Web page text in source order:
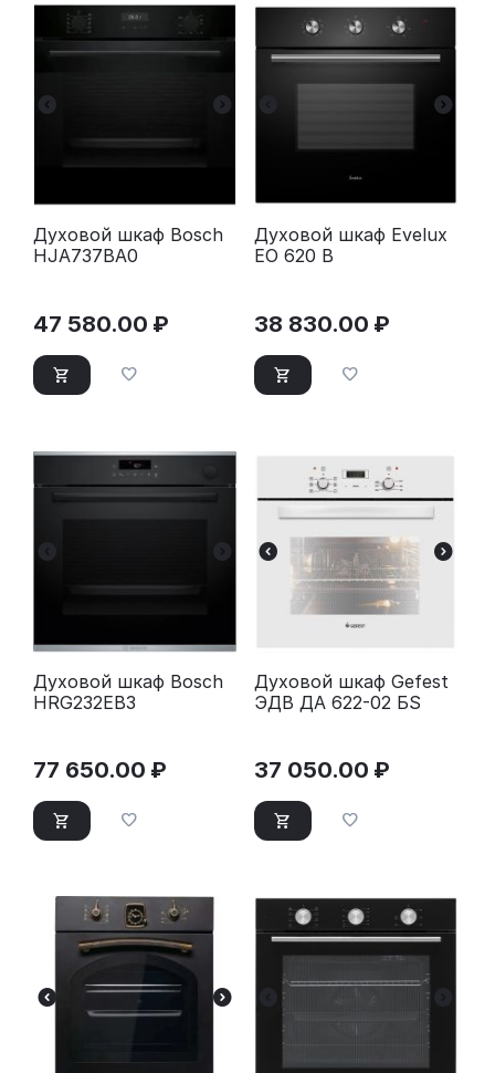
Духовой шкаф Bosch
HJA737BA0
47 580.00 ₽
Духовой шкаф Evelux
EO 620 B
38 830.00 ₽
Духовой шкаф Bosch
HRG232EB3
77 650.00 ₽
Духовой шкаф Gefest
ЭДB ДА 622-02 БS
37 050.00 ₽